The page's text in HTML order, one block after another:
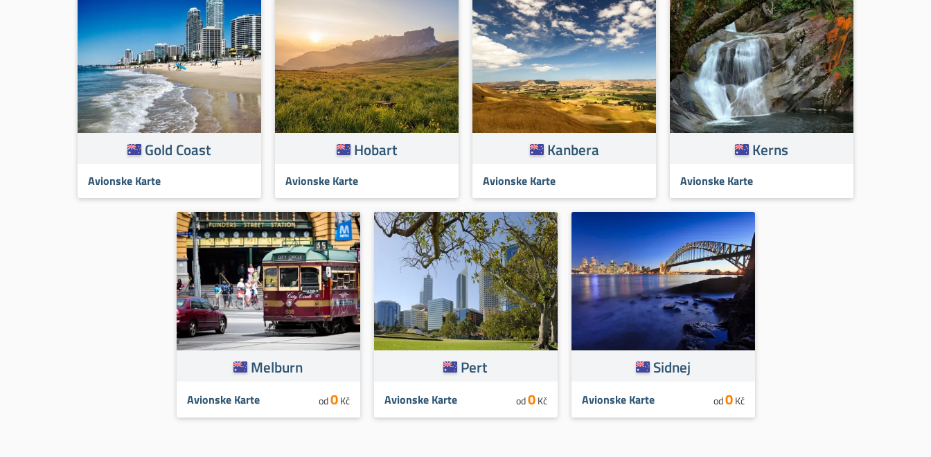
Gold Coast
Avionske Karte
Hobart
Avionske Karte
Kanbera
Avionske Karte
Kerns
Avionske Karte
Melburn
Avionske Karte od0Kč
Pert
Avionske Karte od0Kč
Sidnej
Avionske Karte od0Kč